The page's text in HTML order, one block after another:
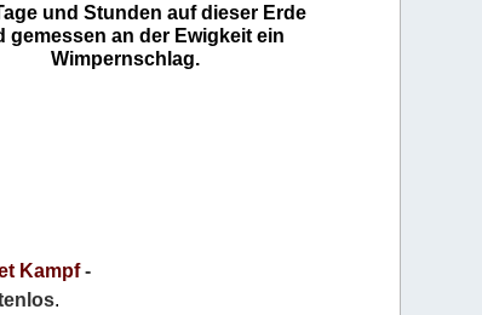
und Stunden auf dieser Erde
gemessen an der Ewigkeit ein
Wimpernschlag.
Kampf-
.